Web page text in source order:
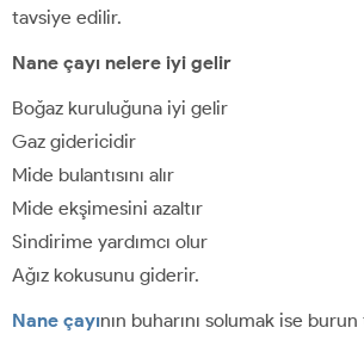
tavsiye edilir.
Nane çayı nelere iyi gelir
Boğaz kuruluğuna iyi gelir
Gaz gidericidir
Mide bulantısını alır
Mide ekşimesini azaltır
Sindirime yardımcı olur
Ağız kokusunu giderir.
Nane çayının buharını solumak ise burun